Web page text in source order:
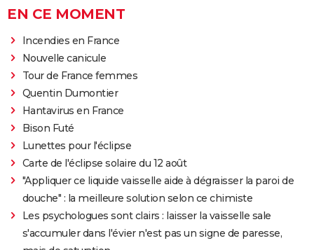
EN CE MOMENT
Incendies en France
Nouvelle canicule
Tour de France femmes
Quentin Dumontier
Hantavirus en France
Bison Futé
Lunettes pour l'éclipse
Carte de l'éclipse solaire du 12 août
"Appliquer ce liquide vaisselle aide à dégraisser la paroi de
douche" : la meilleure solution selon ce chimiste
Les psychologues sont clairs : laisser la vaisselle sale
s'accumuler dans l'évier n'est pas un signe de paresse,